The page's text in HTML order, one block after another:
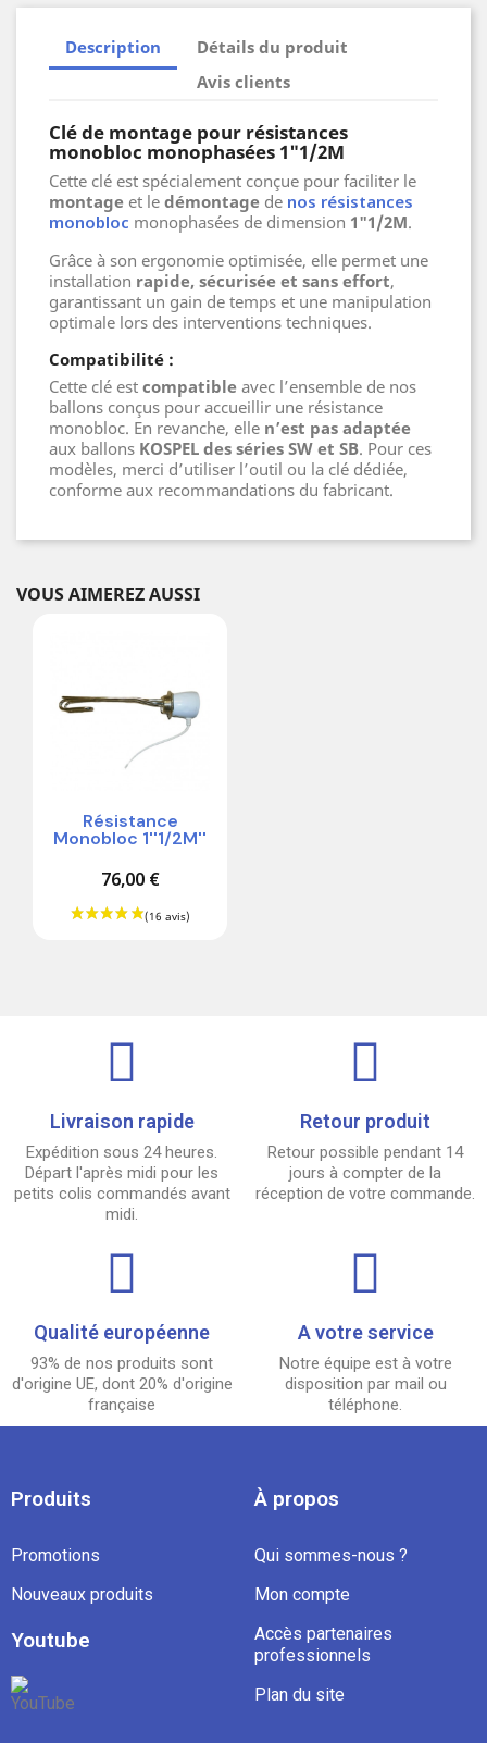
Description
Détails du produit
Avis clients
Clé de montage pour résistances
monobloc monophasées 1"1/2M
Cette clé est spécialement conçue pour faciliter le
montage et le démontage de nos résistances
monobloc monophasées de dimension 1"1/2M.
Grâce à son ergonomie optimisée, elle permet une
installation rapide, sécurisée et sans effort,
garantissant un gain de temps et une manipulation
optimale lors des interventions techniques.
Compatibilité :
Cette clé est compatible avec l’ensemble de nos
ballons conçus pour accueillir une résistance
monobloc. En revanche, elle n’est pas adaptée
aux ballons KOSPEL des séries SW et SB. Pour ces
modèles, merci d’utiliser l’outil ou la clé dédiée,
conforme aux recommandations du fabricant.
VOUS AIMEREZ AUSSI
Résistance
Monobloc 1''1/2M''
76,00 €
Livraison rapide
Expédition sous 24 heures.
Départ l'après midi pour les
petits colis commandés avant
midi.
Retour produit
Retour possible pendant 14
jours à compter de la
réception de votre commande.
Qualité européenne
93% de nos produits sont
d'origine UE, dont 20% d'origine
française
A votre service
Notre équipe est à votre
disposition par mail ou
téléphone.
Produits
Promotions
Nouveaux produits
Youtube
À propos
Qui sommes-nous ?
Mon compte
Accès partenaires
professionnels
Plan du site